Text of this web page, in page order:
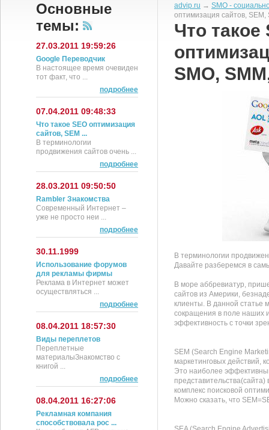
Основные
темы:
27.03.2011 19:59:26
Google Переводчик
В настоящее время очевиден
тот факт, что ...
подробнее
07.04.2011 09:48:33
Что такое SEO оптимизация
сайтов, SEM ...
В терминологии
продвижения сайтов очень ...
подробнее
28.03.2011 09:50:50
Rambler Знакомства
Современный Интернет –
уже не просто неи ...
подробнее
30.11.1999
Использование форумов
для рекламы фирмы
Реклама в Интернет может
осуществляться ...
подробнее
08.04.2011 18:57:30
Виды переплетов
Переплетные
материалыЗнакомство с
книгой ...
подробнее
08.04.2011 16:27:06
Рекламная компания
способствовала рос ...
advip.ru → SMO -
оптимизация сайтов, SEM,
Что такое
SMO,
В терминологии
Давайте разберемся в
В море аббревиатур,
сайтов из Америки,
клиенты. В данной
сокращения в поле наших
эффективность с точки
SEM (Search Engine
маркетинговых действий,
Это наиболее
комплекс поисковой
Можно сказать, что